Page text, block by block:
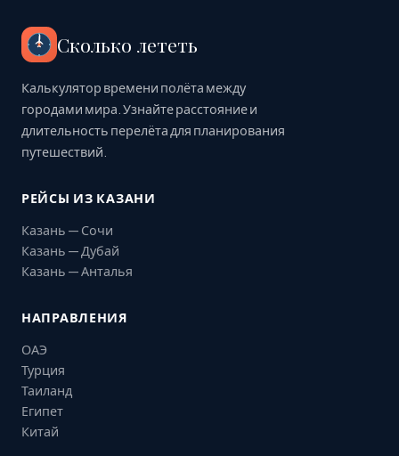
Сколько лететь
Калькулятор времени полёта между
городами мира. Узнайте расстояние и
длительность перелёта для планирования
путешествий.
РЕЙСЫ ИЗ КАЗАНИ
Казань — Сочи
Казань — Дубай
Казань — Анталья
НАПРАВЛЕНИЯ
ОАЭ
Турция
Таиланд
Египет
Китай